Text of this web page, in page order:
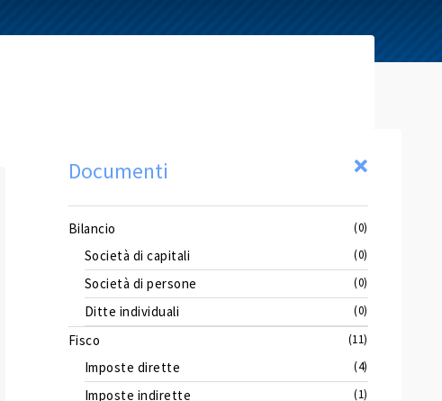
Documenti
Bilancio (0)
Società di capitali (0)
Società di persone (0)
Ditte individuali (0)
Fisco (11)
Imposte dirette (4)
Imposte indirette (1)